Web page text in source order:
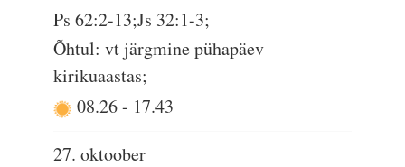
Ps 62:2-13;Js 32:1-3;
Õhtul: vt järgmine pühapäev
kirikuaastas;
08.26- 17.43
27. oktoober